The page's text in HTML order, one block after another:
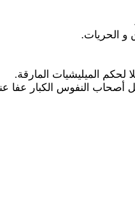
و الحريات.
لحكم الميليشيات المارقة.
أصحاب النفوس الكبار عفا